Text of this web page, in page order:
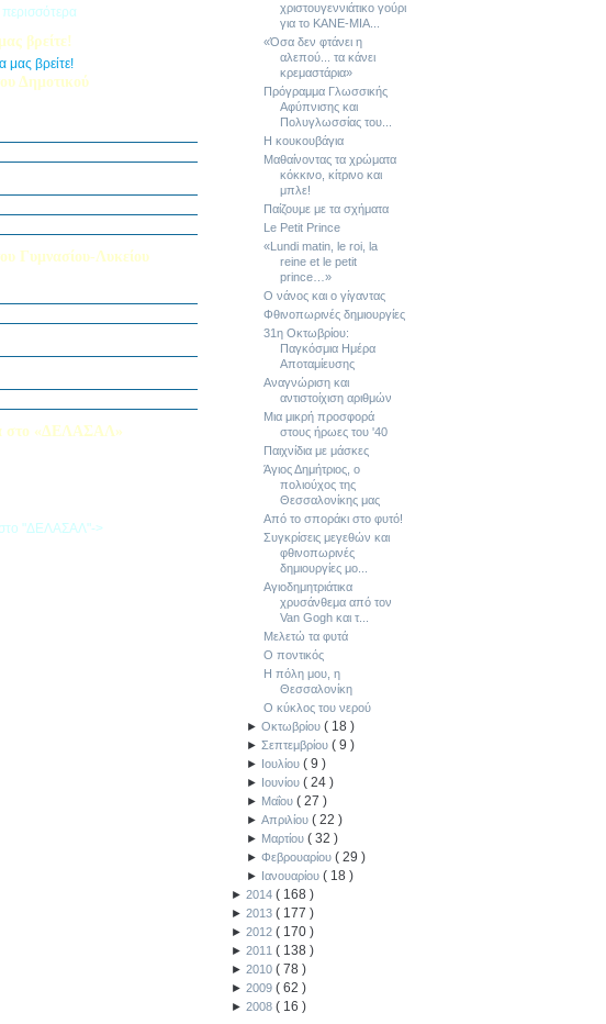
βρείτε!
Δημοτικού
Γυμνασίου-Λυκείου
στο «ΔΕΛΑΣΑΛ»
"ΔΕΛΑΣΑΛ"->
χριστουγεννιάτικο γούρι
για το ΚΑΝΕ-ΜΙΑ...
«Όσα δεν φτάνει η
αλεπού... τα κάνει
κρεμαστάρια»
Πρόγραμμα Γλωσσικής
Αφύπνισης και
Πολυγλωσσίας του...
Η κουκουβάγια
Μαθαίνοντας τα χρώματα
κόκκινο, κίτρινο και
μπλε!
Παίζουμε με τα σχήματα
Le Petit Prince
«Lundi matin, le roi, la
reine et le petit
prince…»
Ο νάνος και ο γίγαντας
Φθινοπωρινές δημιουργίες
31η Οκτωβρίου:
Παγκόσμια Ημέρα
Αποταμίευσης
Αναγνώριση και
αντιστοίχιση αριθμών
Μια μικρή προσφορά
στους ήρωες του '40
Παιχνίδια με μάσκες
Άγιος Δημήτριος, ο
πολιούχος της
Θεσσαλονίκης μας
Από το σποράκι στο φυτό!
Συγκρίσεις μεγεθών και
φθινοπωρινές
δημιουργίες μο...
Αγιοδημητριάτικα
χρυσάνθεμα από τον
Van Gogh και τ...
Μελετώ τα φυτά
Ο ποντικός
Η πόλη μου, η
Θεσσαλονίκη
Ο κύκλος του νερού
►Οκτωβρίου( 18)
►Σεπτεμβρίου(9)
► Ιουλίου(9)
► Ιουνίου(24)
► Μαΐου(27)
►Απριλίου(22)
► Μαρτίου(32)
►Φεβρουαρίου(29)
► Ιανουαρίου( 18)
► 2014 ( 168 )
► 2013 ( 177 )
► 2012 ( 170 )
► 2011 ( 138 )
► 2010 ( 78 )
► 2009 ( 62 )
► 2008 ( 16 )